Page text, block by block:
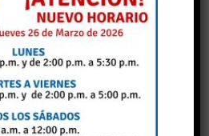
de
atención: